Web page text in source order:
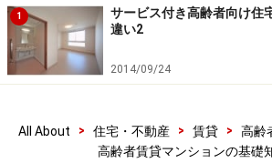
1
サービス付き高齢者向け住
違い2
2014/09/24
All About > 住宅・不動産 > 賃貸 > 高齢
高齢者賃貸マンションの基礎